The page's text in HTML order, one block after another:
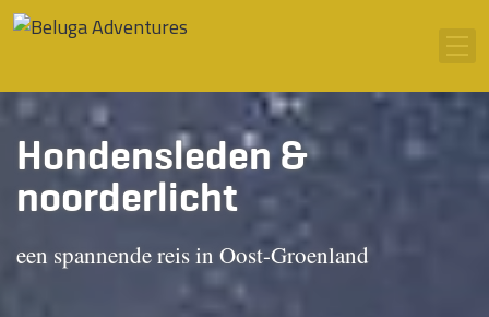
Ga naar inhoud
Hondensleden &
noorderlicht
een spannende reis in Oost-Groenland